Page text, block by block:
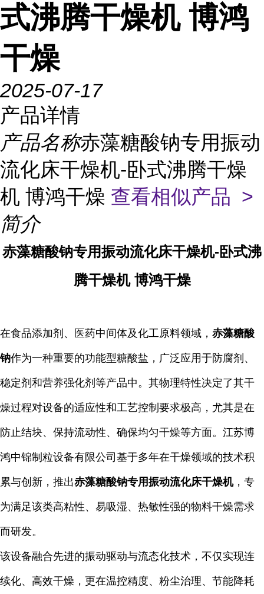
式沸腾干燥机 博鸿
干燥
2025-07-17
产品详情
产品名称赤藻糖酸钠专用振动
流化床干燥机-卧式沸腾干燥
机 博鸿干燥 查看相似产品 >
简介
赤藻糖酸钠专用振动流化床干燥机-卧式沸
腾干燥机 博鸿干燥
在食品添加剂、医药中间体及化工原料领域， 赤藻糖酸
钠作为一种重要的功能型糖酸盐，广泛应用于防腐剂、
稳定剂和营养强化剂等产品中。其物理特性决定了其干
燥过程对设备的适应性和工艺控制要求极高，尤其是在
防止结块、保持流动性、确保均匀干燥等方面。江苏博
鸿中锦制粒设备有限公司基于多年在干燥领域的技术积
累与创新，推出赤藻糖酸钠专用振动流化床干燥机，专
为满足该类高粘性、易吸湿、热敏性强的物料干燥需求
而研发。
该设备融合先进的振动驱动与流态化技术，不仅实现连
续化、高效干燥，更在温控精度、粉尘治理、节能降耗